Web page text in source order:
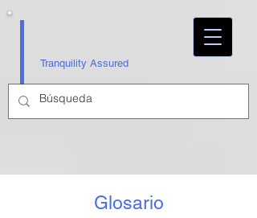
Tranquility Assured
Glosario